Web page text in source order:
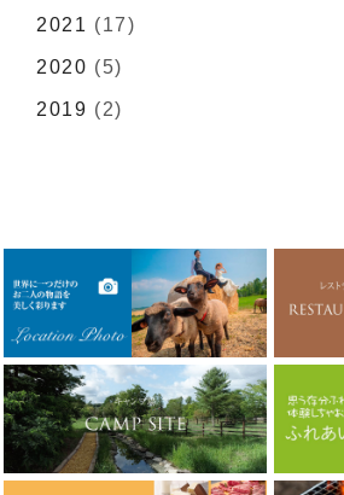
2021 (17)
2020 (5)
2019 (2)